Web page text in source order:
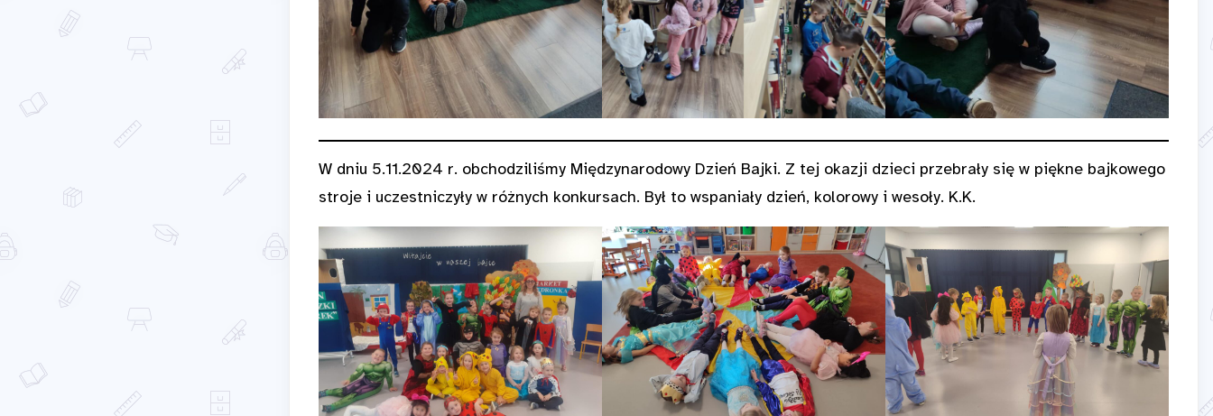
W dniu 5.11.2024 r. obchodziliśmy Międzynarodowy Dzień Bajki. Z tej okazji dzieci przebrały się w piękne bajkowego
stroje i uczestniczyły w różnych konkursach. Był to wspaniały dzień, kolorowy i wesoły. K.K.